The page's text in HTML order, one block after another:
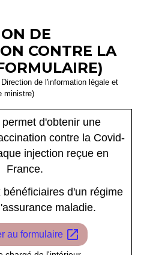
DE
CONTRE LA
de l'information légale et
ministre)
d'obtenir une
contre la Covid-
injection reçue en
France.
bénéficiaires d'un régime
maladie.
au formulaire open_in_new